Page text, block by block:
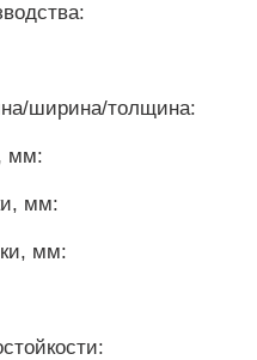
ширина/толщина:
мм:
мм:
мм: